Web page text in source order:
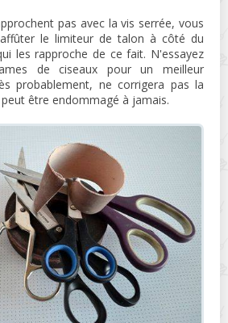
pas avec la vis serrée, vous
le limiteur de talon à côté du
les rapproche de ce fait. N'essayez
de ciseaux pour un meilleur
probablement, ne corrigera pas la
être endommagé à jamais.